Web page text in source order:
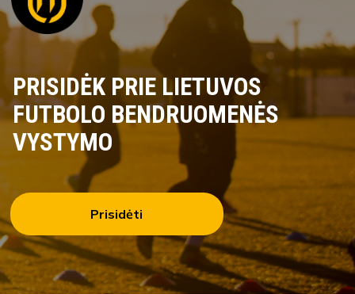
PRISIDĖK PRIE LIETUVOS
FUTBOLO BENDRUOMENĖS
VYSTYMO
Prisidėti